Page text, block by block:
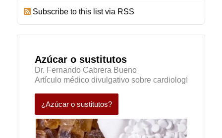
Subscribe to this list via RSS
Azúcar o sustitutos
Dr. Fernando Cabrera Bueno
Artículo médico divulgativo sobre cardiología
¿Azúcar o sustitutos?